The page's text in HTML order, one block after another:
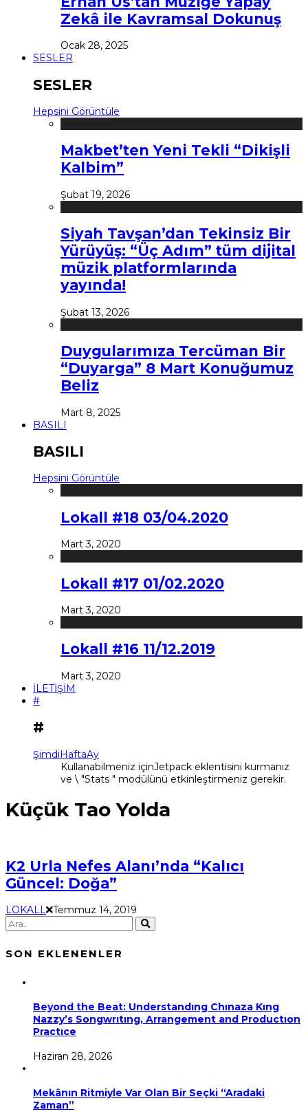
Zekâ ile Kavramsal Dokunuş
Ocak 28, 2025
SESLER
SESLER
Hepsini Görüntüle
Makbet’ten Yeni Tekli “Dikişli
Kalbim”
Şubat 19, 2026
Siyah Tavşan’dan Tekinsiz Bir
Yürüyüş: “Üç Adım” tüm dijital
müzik platformlarında
yayında!
Şubat 13, 2026
Duygularımıza Tercüman Bir
“Duyarga” 8 Mart Konuğumuz
Beliz
Mart 8, 2025
BASILI
BASILI
Hepsini Görüntüle
Lokall #18 03/04.2020
Mart 3, 2020
Lokall #17 01/02.2020
Mart 3, 2020
Lokall #16 11/12.2019
Mart 3, 2020
İLETİŞİM
#
#
ŞimdiHaftaAy
Kullanabilmeniz içinJetpack eklentisini kurmanız
ve \ "Stats " modülünü etkinleştirmeniz gerekir.
Küçük Tao Yolda
K2 Urla Nefes Alanı’nda “Kalıcı
Güncel: Doğa”
LOKALL Temmuz 14, 2019
SON EKLENENLER
Beyond the Beat: Understandıng Chınaza Kıng
Nazzy’s Songwrıtıng, Arrangement and Productıon
Practıce
Haziran 28, 2026
Mekânın Ritmiyle Var Olan Bir Seçki “Aradaki
Zaman”